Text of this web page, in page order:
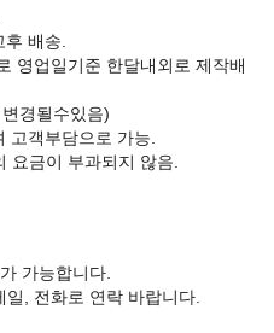
배송.
영업일기준 한달내외로 제작배
경될수있음)
고객부담으로 가능.
가능합니다.
, 전화로 연락 바랍니다.